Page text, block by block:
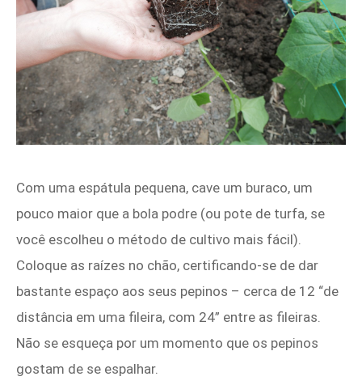
Com uma espátula pequena, cave um buraco, um
pouco maior que a bola podre (ou pote de turfa, se
você escolheu o método de cultivo mais fácil).
Coloque as raízes no chão, certificando-se de dar
bastante espaço aos seus pepinos – cerca de 12 “de
distância em uma fileira, com 24” entre as fileiras.
Não se esqueça por um momento que os pepinos
gostam de se espalhar.